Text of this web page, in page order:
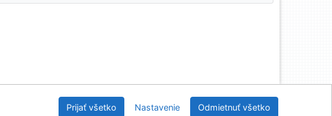
Slovenská lesnícka a drevárska knižnica pri Technickej univerzite
Prijať všetko Nastavenie Odmietnuť všetko